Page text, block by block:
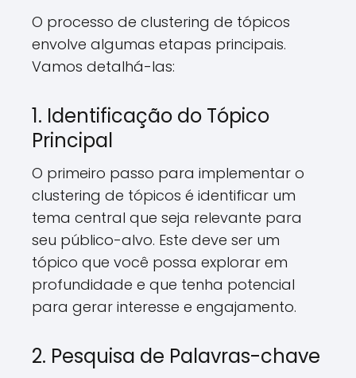
O processo de clustering de tópicos
envolve algumas etapas principais.
Vamos detalhá-las:
1. Identificação do Tópico
Principal
O primeiro passo para implementar o
clustering de tópicos é identificar um
tema central que seja relevante para
seu público-alvo. Este deve ser um
tópico que você possa explorar em
profundidade e que tenha potencial
para gerar interesse e engajamento.
2. Pesquisa de Palavras-chave